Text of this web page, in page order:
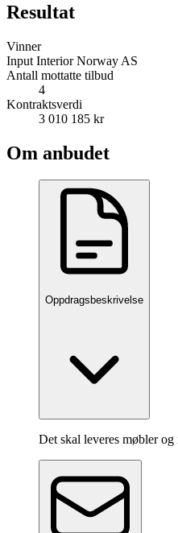
Resultat
Vinner
Input Interior Norway AS
Antall mottatte tilbud
4
Kontraktsverdi
3 010 185 kr
Om anbudet
Oppdragsbeskrivelse
Det skal leveres møbler